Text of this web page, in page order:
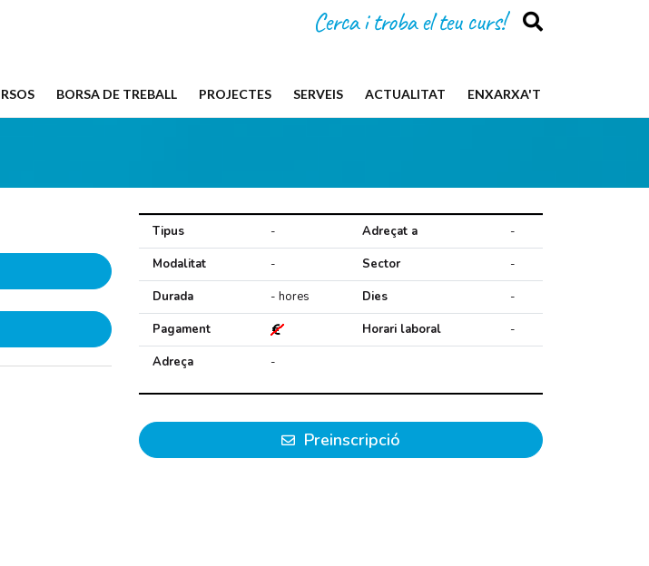
Cerca i troba el teu curs!
BORSA DE TREBALL PROJECTES SERVEIS ACTUALITAT ENXARXA'T
Tipus - Adreçat a
-
Modalitat
- Sector
-
Durada
- hores Dies
-
Pagament
Horari laboral
-
Adreça
-
Preinscripció